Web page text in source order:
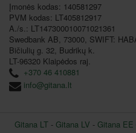
Įmonės kodas: 140581297
PVM kodas: LT405812917
A./s.: LT147300010071021361
Swedbank AB, 73000, SWIFT:
Bičiulių g. 32, Budrikų k.
LT-96320 Klaipėdos raj.
+370 46 410881
info@gitana.lt
Gitana LT - Gitana LV - Gitana EE